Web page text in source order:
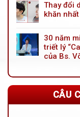
Thay đổi
khăn
30 năm
triết lý
của Bs.
CÂU